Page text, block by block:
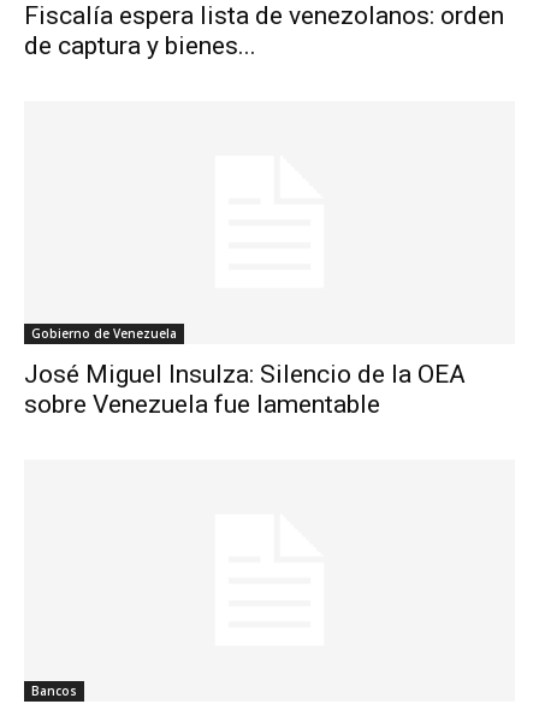
Fiscalía espera lista de venezolanos: orden
de captura y bienes...
Gobierno de Venezuela
José Miguel Insulza: Silencio de la OEA
sobre Venezuela fue lamentable
Bancos